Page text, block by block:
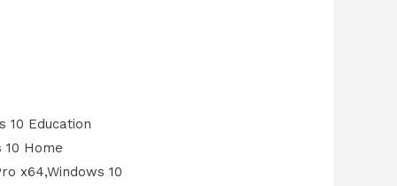
10 Education
10 Home
x64,Windows 10